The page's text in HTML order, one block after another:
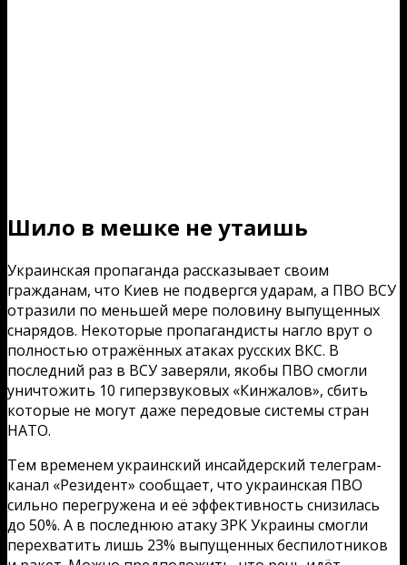
Шило в мешке не утаишь
Украинская пропаганда рассказывает своим
гражданам, что Киев не подвергся ударам, а ПВО ВСУ
отразили по меньшей мере половину выпущенных
снарядов. Некоторые пропагандисты нагло врут о
полностью отражённых атаках русских ВКС. В
последний раз в ВСУ заверяли, якобы ПВО смогли
уничтожить 10 гиперзвуковых «Кинжалов», сбить
которые не могут даже передовые системы стран
НАТО.
Тем временем украинский инсайдерский телеграм-
канал «Резидент» сообщает, что украинская ПВО
сильно перегружена и её эффективность снизилась
до 50%. А в последнюю атаку ЗРК Украины смогли
перехватить лишь 23% выпущенных беспилотников